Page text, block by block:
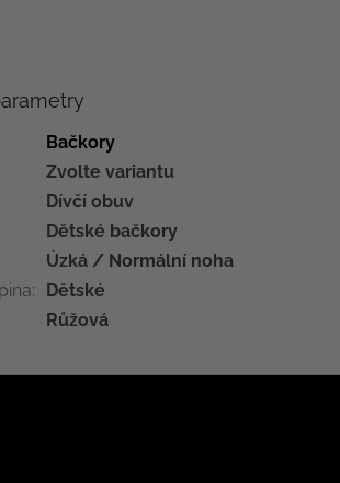
Bačkory
Zvolte variantu
Dívčí obuv
Dětské bačkory
Úzká / Normální noha
: Dětské
Růžová